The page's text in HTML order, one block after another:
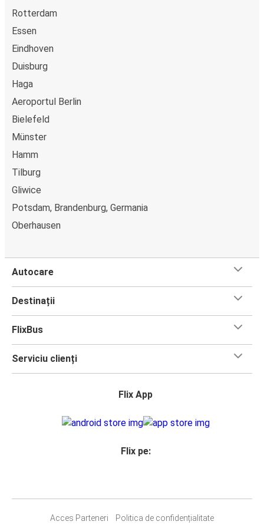
bordul autocarelor sau la unul din punctele de vânzare.
Rotterdam
Essen
Eindhoven
Duisburg
Haga
Aeroportul Berlin
Bielefeld
Münster
Hamm
Tilburg
Gliwice
Potsdam, Brandenburg, Germania
Oberhausen
Autocare
Destinații
FlixBus
Serviciu clienți
Flix App
Flix pe:
Acces Parteneri
Politica de confidențialitate